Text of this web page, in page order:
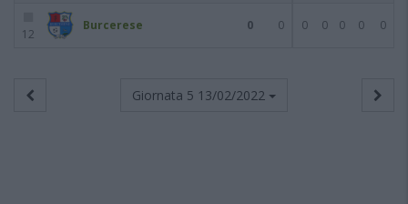
12
Burcerese 0 0 0 0 0 0 0
Giornata 5 13/02/2022